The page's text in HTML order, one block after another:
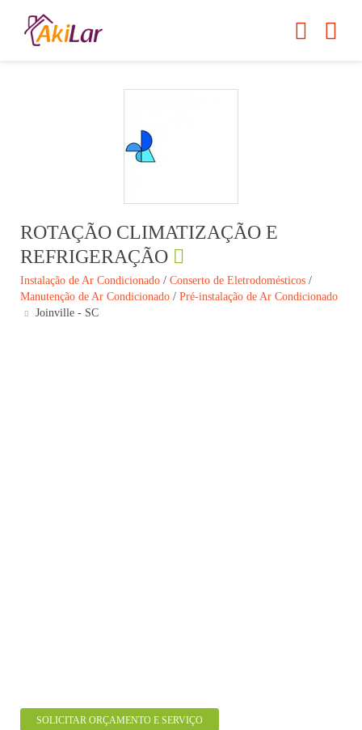
ROTAÇÃO CLIMATIZAÇÃO E
REFRIGERAÇÃO
Instalação de Ar Condicionado / Conserto de Eletrodomésticos /
Manutenção de Ar Condicionado / Pré-instalação de Ar Condicionado
Joinville - SC
SOLICITAR ORÇAMENTO E SERVIÇO